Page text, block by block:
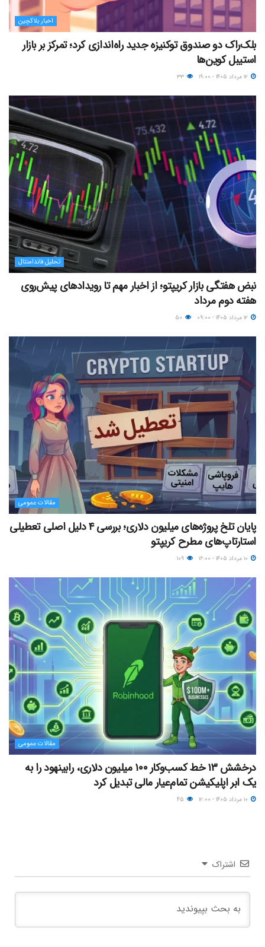
اخبار بلاکچین
بلک‌راک دو صندوق توکنیزه جدید راه‌اندازی کرد؛ تمرکز بر بازار
استیبل کوین‌ها
تحلیل فاندامنتال
نبض هفتگی بازار کریپتو؛ از اخبار مهم تا رویدادهای پیش‌روی
هفته دوم مرداد
مقالات عمومی
پایان تلخ پروژه‌های میلیون دلاری؛ بررسی ۴ دلیل اصلی تعطیلی
استارتاپ‌های مطرح کریپتو
مقالات عمومی
درخشش ۱۳ خط کسب‌وکار ۱۰۰ میلیون دلاری، رابینهود را به
یک ابر اپلیکیشن تمام‌عیار مالی تبدیل کرد
اشتراک